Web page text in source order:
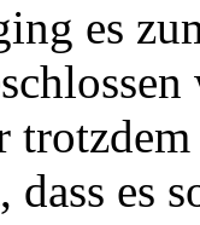
es
dass es